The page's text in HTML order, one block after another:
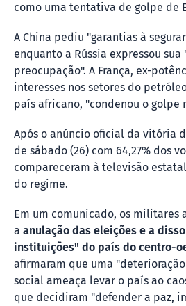
como uma tentativa de golpe de
A China pediu "garantias à
enquanto a Rússia expressou
preocupação". A França, ex-
interesses nos setores do
país africano, "condenou o golpe
Após o anúncio oficial da vitória
de sábado (26) com 64,27% dos
compareceram à televisão
do regime.
Em um comunicado, os militares
a anulação das eleições e a
instituições" do país do centro-
afirmaram que uma
social ameaça levar o país ao
que decidiram "defender a paz,